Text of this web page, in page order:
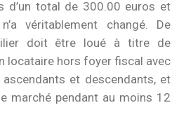
d’un total de 300.00 euros et
véritablement changé. De
doit être loué à titre de
locataire hors foyer fiscal avec
et descendants, et
marché pendant au moins 12